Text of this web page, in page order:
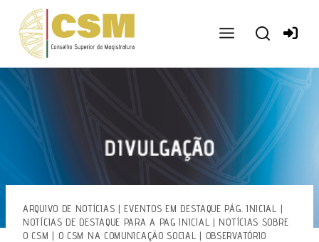
conteúdo
ARQUIVO DE NOTÍCIAS | EVENTOS EM DESTAQUE PÁG. INICIAL
|
NOTÍCIAS DE DESTAQUE PARA A PAG INICIAL
| NOTÍCIAS SOBRE
O CSM | O CSM NA COMUNICAÇÃO SOCIAL | OBSERVATÓRIO